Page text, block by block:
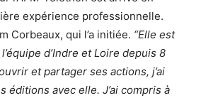
expérience professionnelle.
Corbeaux, qui l’a initiée. “Elle est
d’Indre et Loire depuis 8
et partager ses actions, j’ai
éditions avec elle. J’ai compris à